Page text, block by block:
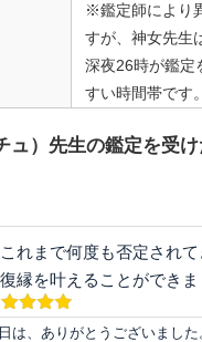
※鑑定師により
すが、神女先生
深夜26時が鑑定
すい時間帯です。
ュ）先生の鑑定を受
これまで何度も否定され
縁を叶えることができま
は、ありがとうございました